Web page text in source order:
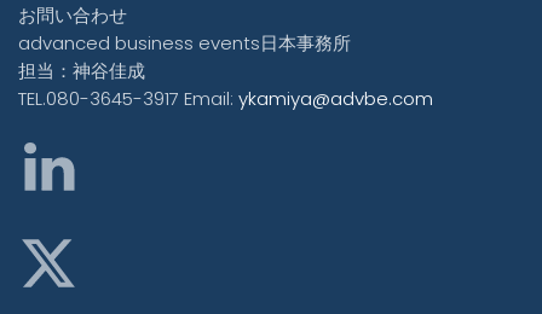
お問い合わせ
advanced business events日本事務所
担当：神谷佳成
TEL.080-3645-3917 Email: ykamiya@advbe.com